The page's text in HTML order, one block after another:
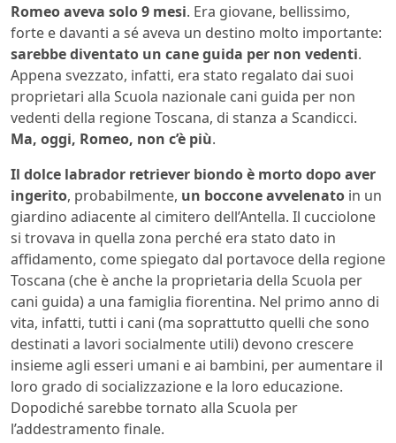
Romeo aveva solo 9 mesi. Era giovane, bellissimo,
forte e davanti a sé aveva un destino molto importante:
sarebbe diventato un cane guida per non vedenti.
Appena svezzato, infatti, era stato regalato dai suoi
proprietari alla Scuola nazionale cani guida per non
vedenti della regione Toscana, di stanza a Scandicci.
Ma, oggi, Romeo, non c’è più.
Il dolce labrador retriever biondo è morto dopo aver
ingerito, probabilmente, un boccone avvelenato in un
giardino adiacente al cimitero dell’Antella. Il cucciolone
si trovava in quella zona perché era stato dato in
affidamento, come spiegato dal portavoce della regione
Toscana (che è anche la proprietaria della Scuola per
cani guida) a una famiglia fiorentina. Nel primo anno di
vita, infatti, tutti i cani (ma soprattutto quelli che sono
destinati a lavori socialmente utili) devono crescere
insieme agli esseri umani e ai bambini, per aumentare il
loro grado di socializzazione e la loro educazione.
Dopodiché sarebbe tornato alla Scuola per
l’addestramento finale.